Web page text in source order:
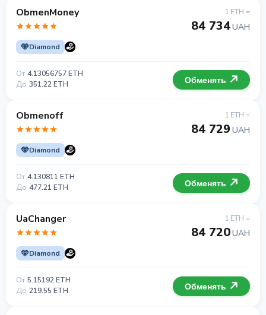
ObmenMoney
Diamond
1 ETH =
84 734UAH
От 4.13056757 ETH
До 351.22 ETH Обменять
Obmenoff
Diamond
1 ETH =
84 729 UAH
От 4.130811 ETH
До 477.21 ETH Обменять
UaChanger
Diamond
1 ETH =
84 720UAH
От 5.15192 ETH
До 219.55 ETH Обменять